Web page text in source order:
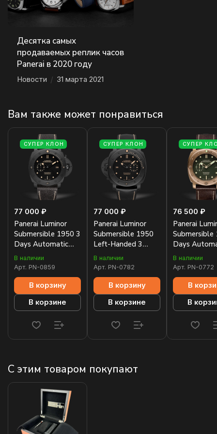
Десятка самых
продаваемых реплик часов
Panerai в 2020 году
Новости / 31 марта 2021
Вам также может понравиться
СУПЕР КЛОН
77 000 ₽
Panerai Luminor
Submersible 1950 3
Days Automatic
Ceramica 47mm
PAM00508
В наличии
Арт. PN-0859
В корзину
В корзине
СУПЕР КЛОН
77 000 ₽
Panerai Luminor
Submersible 1950
Left-Handed 3
Days Automatic
Ceramica 47mm
В наличии
Арт. PN-0782
В корзину
В корзине
СУПЕР
76 500 ₽
Panerai
Submersible
Days
Bronzo
PAM00382
В наличии
Арт. PN-0772
В
В
С этим товаром покупают